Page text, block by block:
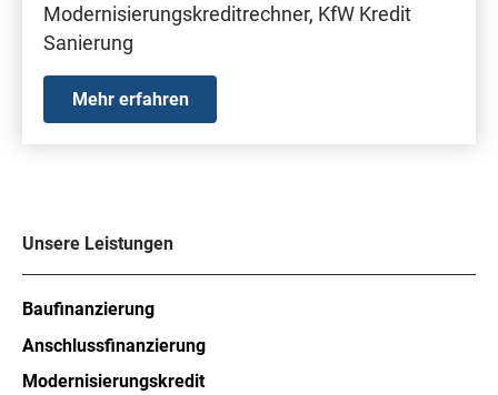
Modernisierungskreditrechner, KfW Kredit
Sanierung
Mehr erfahren
Unsere Leistungen
Baufinanzierung
Anschlussfinanzierung
Modernisierungskredit